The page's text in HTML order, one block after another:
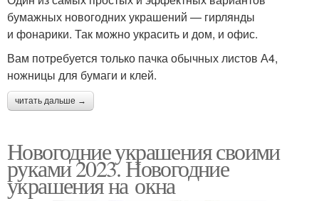
бумажных новогодних украшений — гирлянды
и фонарики. Так можно украсить и дом, и офис.
Вам потребуется только пачка обычных листов А4,
ножницы для бумаги и клей.
читать дальше →
Новогодние украшения своими
руками 2023. Новогодние
украшения на окна